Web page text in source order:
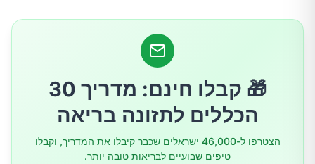
🎁 קבלו חינם: מדריך 30
הכללים לתזונה בריאה
הצטרפו ל-46,000 ישראלים שכבר קיבלו את המדריך, וקבלו
טיפים שבועיים לבריאות טובה יותר.